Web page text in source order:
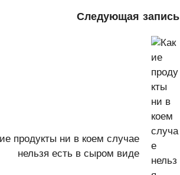
Следующая запись
продукты ни в коем случае
нельзя есть в сыром виде